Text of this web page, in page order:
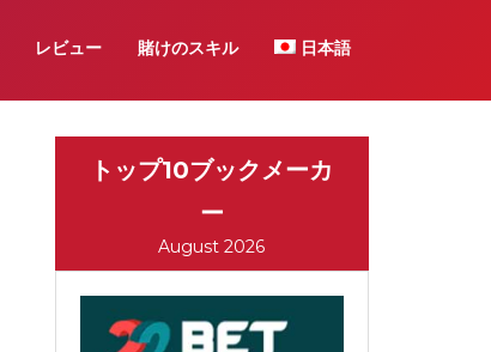
レビュー 賭けのスキル 日本語
トップ10ブックメーカ
ー
August 2026